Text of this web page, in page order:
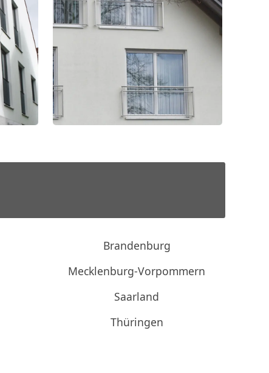
Brandenburg
Mecklenburg-Vorpommern
Saarland
Thüringen